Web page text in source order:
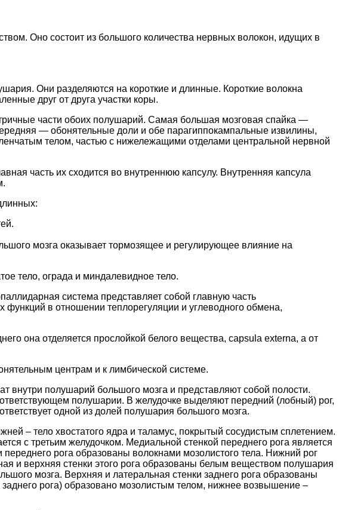
Оно состоит из большого количества нервных волокон, идущих в
Они разделяются на короткие и длинные. Короткие волокна
друг от друга участки коры.
части обоих полушарий. Самая большая мозговая спайка —
— обонятельные доли и обе парагиппокампальные извилины,
телом, частью с нижележащими отделами центральной нервной
часть их сходится во внутреннюю капсулу. Внутренняя капсула
мозга оказывает тормозящее и регулирующее влияние на
тело, ограда и миндалевидное тело.
система представляет собой главную часть
в отношении теплорегуляции и углеводного обмена,
она отделяется прослойкой белого вещества, capsula externa, а от
центрам и к лимбической системе.
внутри полушарий большого мозга и представляют собой полости.
полушарии. В желудочке выделяют передний (лобный) рог,
одной из долей полушария большого мозга.
– тело хвостатого ядра и таламус, покрытый сосудистым сплетением.
с третьим желудочком. Медиальной стенкой переднего рога является
рога образованы волокнами мозолистого тела. Нижний рог
и верхняя стенки этого рога образованы белым веществом полушария
мозга. Верхняя и латеральная стенки заднего рога образованы
рога) образовано мозолистым телом, нижнее возвышение –